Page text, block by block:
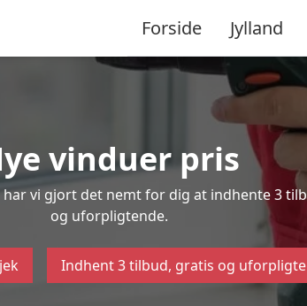
Forside Jylland
vinduer pris
vi gjort det nemt for dig at indhente 3
og uforpligtende.
Indhent 3 tilbud, gratis og